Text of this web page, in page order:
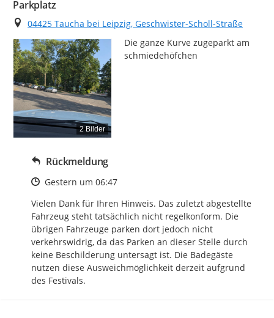
Parkplatz
Ort
04425 Taucha bei Leipzig, Geschwister-Scholl-Straße
2 Bilder
Die ganze Kurve zugeparkt am
schmiedehöfchen
Rückmeldung
Zeitpunkt des Erstellens
Gestern um 06:47
Vielen Dank für Ihren Hinweis. Das zuletzt abgestellte
Fahrzeug steht tatsächlich nicht regelkonform. Die
übrigen Fahrzeuge parken dort jedoch nicht
verkehrswidrig, da das Parken an dieser Stelle durch
keine Beschilderung untersagt ist. Die Badegäste
nutzen diese Ausweichmöglichkeit derzeit aufgrund
des Festivals.